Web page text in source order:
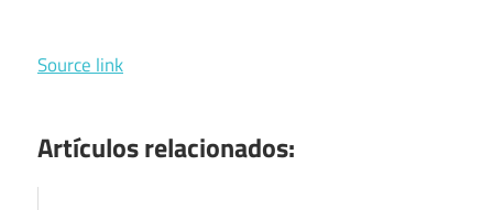
Source link
Artículos relacionados: